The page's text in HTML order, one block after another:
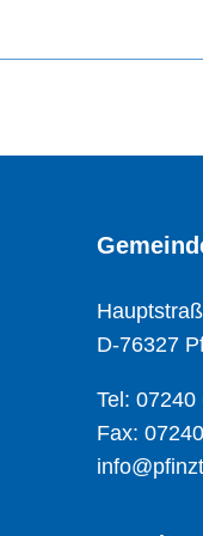
D-76327
Tel: 07240
Fax: